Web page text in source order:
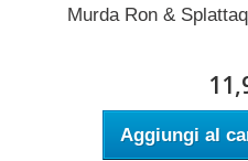
Murda Ron &
Aggiungi al